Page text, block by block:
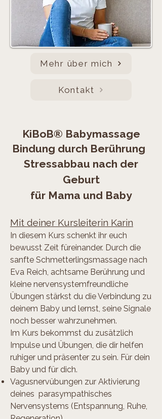
Mehr über mich
Kontakt
KiBoB® Babymassage
Bindung durch Berührung
Stressabbau nach der
Geburt
für Mama und Baby
Mit deiner Kursleiterin Karin
In diesem Kurs schenkt ihr euch
bewusst Zeit füreinander. Durch die
sanfte Schmetterlingsmassage nach
Eva Reich, achtsame Berührung und
kleine nervensystemfreundliche
Übungen stärkst du die Verbindung zu
deinem Baby und lernst, seine Signale
noch besser wahrzunehmen.
Im Kurs bekommst du zusätzlich
Impulse und Übungen, die dir helfen
ruhiger und präsenter zu sein. Für dein
Baby und für dich.
Vagusnervübungen zur Aktivierung
deines parasympathisches
Nervensystems (Entspannung, Ruhe,